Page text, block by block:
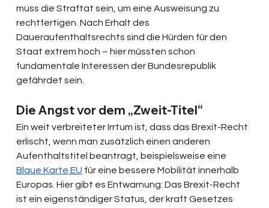
muss die Straftat sein, um eine Ausweisung zu
rechtfertigen. Nach Erhalt des
Daueraufenthaltsrechts sind die Hürden für den
Staat extrem hoch – hier müssten schon
fundamentale Interessen der Bundesrepublik
gefährdet sein.
Die Angst vor dem „Zweit-Titel“
Ein weit verbreiteter Irrtum ist, dass das Brexit-Recht
erlischt, wenn man zusätzlich einen anderen
Aufenthaltstitel beantragt, beispielsweise eine
Blaue Karte EU für eine bessere Mobilität innerhalb
Europas. Hier gibt es Entwarnung: Das Brexit-Recht
ist ein eigenständiger Status, der kraft Gesetzes